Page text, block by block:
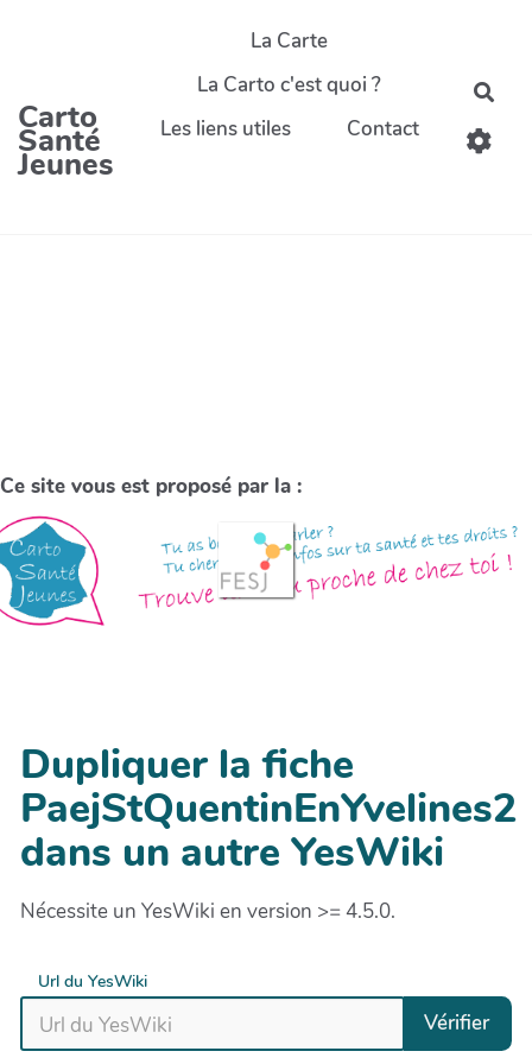
Carto
Santé
Jeunes
La Carte
La Carto c'est quoi ?
Les liens utiles
Contact
Ce site vous est proposé par la :
Dupliquer la fiche
PaejStQuentinEnYvelines2
dans un autre YesWiki
Nécessite un YesWiki en version >= 4.5.0.
Url du YesWiki
Vérifier